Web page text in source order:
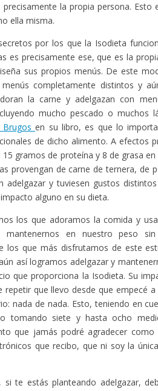
precisamente la propia persona.
ella misma.
por los que la Isodieta
es precisamente ese, que es la
sus propios menús. De este
completamente distintos y
la carne y adelgazan con
mucho pescado o
Brugosen su libro, es que lo
de dicho alimento. A efectos
gramos de proteína y 8 de grasa
provengan de carne de ternera, de
adelgazar y tuviesen gustos
alguno en su dieta.
los que adoramos la comida y
mantenernos en nuestro peso
los que más disfrutamos de este
así logramos adelgazar y
que proporciona la Isodieta. Su
repetir que llevo desde que empecé
nada de nada. Esto, teniendo en
tomando siete y hasta ocho
que jamás podré agradecer
que recibo, que ni soy la
si te estás planteando adelgazar,